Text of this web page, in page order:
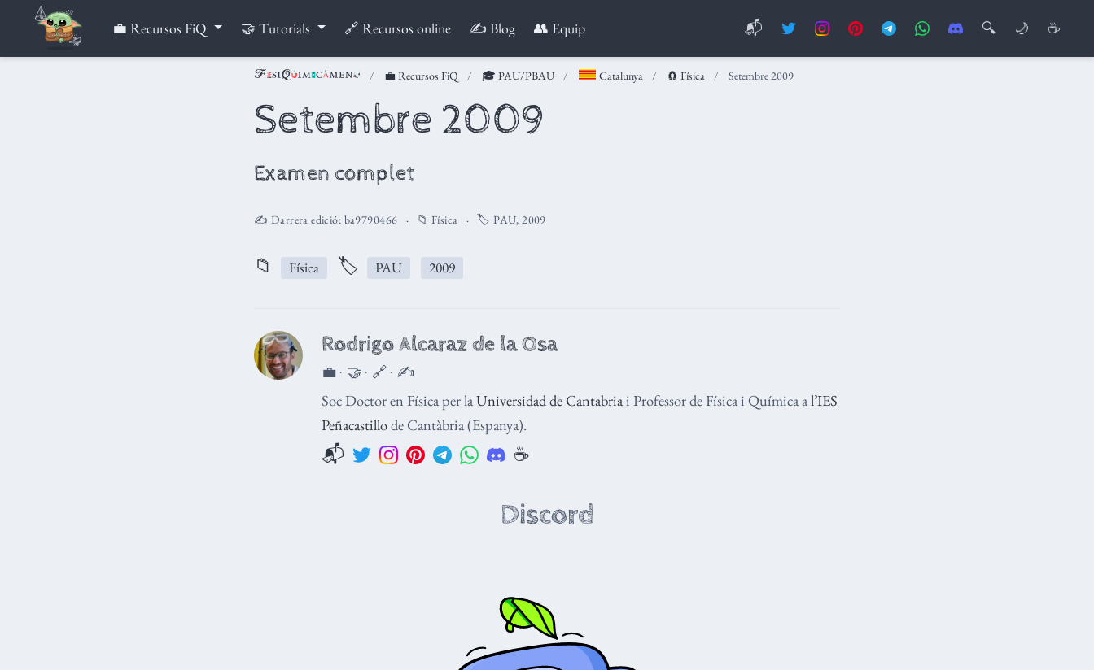
💼 Recursos FiQ 🤝 Tutorials 🔗 Recursos online ✍️ Blog 👥 Equip 📬 🔍 🌙 ☕
💼 Recursos FiQ 🎓 PAU/PBAU Catalunya 🧲 Física Setembre 2009
Setembre 2009
Examen complet
✍️ Darrera edició: ba9790466 📁 Física 🏷️ PAU, 2009
📁 Física 🏷️ PAU 2009
Rodrigo Alcaraz de la Osa
💼 · 🤝 · 🔗 · ✍️
Soc Doctor en Física per la Universidad de Cantabria i Professor de Física i Química a l’IES
Peñacastillode Cantàbria (Espanya).
📬 ☕️
Discord